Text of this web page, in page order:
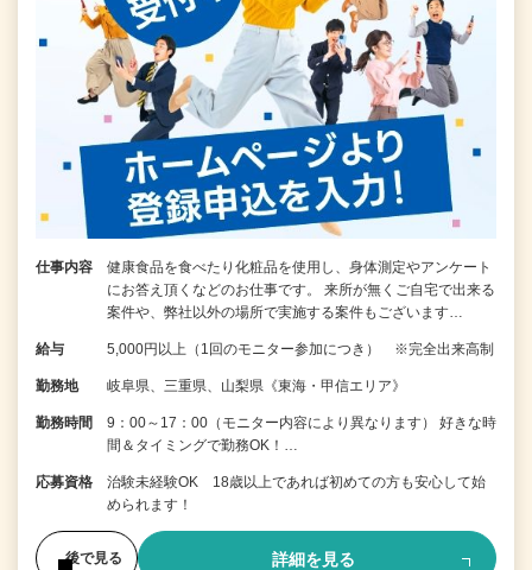
仕事内容
健康食品を食べたり化粧品を使用し、身体測定やアンケート
にお答え頂くなどのお仕事です。 来所が無くご自宅で出来る
案件や、弊社以外の場所で実施する案件もございます…
給与 5,000円以上（1回のモニター参加につき） ※完全出来高制
勤務地 岐阜県、三重県、山梨県《東海・甲信エリア》
勤務時間
9：00～17：00（モニター内容により異なります） 好きな時
間＆タイミングで勤務OK！…
応募資格
治験未経験OK 18歳以上であれば初めての方も安心して始
められます！
後で見る 詳細を見る